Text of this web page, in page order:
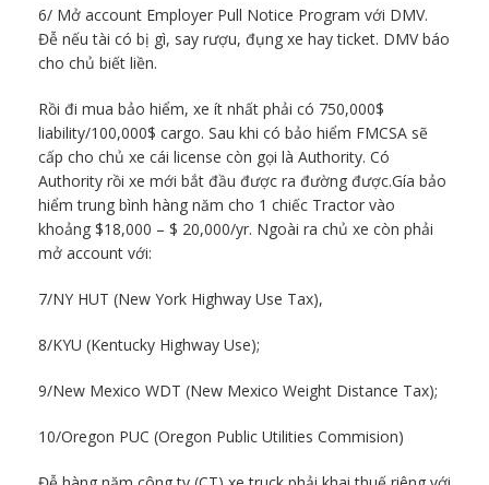
6/ Mở account Employer Pull Notice Program với DMV.
Đễ nếu tài có bị gì, say rượu, đụng xe hay ticket. DMV báo
cho chủ biết liền.
Rồi đi mua bảo hiểm, xe ít nhất phải có 750,000$
liability/100,000$ cargo. Sau khi có bảo hiểm FMCSA sẽ
cấp cho chủ xe cái license còn gọi là Authority. Có
Authority rồi xe mới bắt đầu được ra đường được.Gía bảo
hiểm trung bình hàng năm cho 1 chiếc Tractor vào
khoảng $18,000 – $ 20,000/yr. Ngoài ra chủ xe còn phải
mở account với:
7/NY HUT (New York Highway Use Tax),
8/KYU (Kentucky Highway Use);
9/New Mexico WDT (New Mexico Weight Distance Tax);
10/Oregon PUC (Oregon Public Utilities Commision)